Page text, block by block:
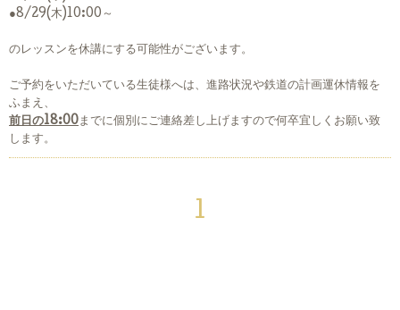
●8/29(木)10:00～
のレッスンを休講にする可能性がございます。
ご予約をいただいている生徒様へは、進路状況や鉄道の計画運休情報を
ふまえ、
前日の18:00までに個別にご連絡差し上げますので何卒宜しくお願い致
します。
1